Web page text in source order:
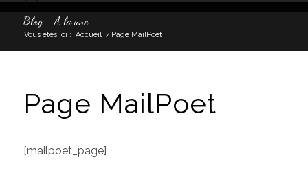
Blog - A la une
Vous êtes ici : Accueil / Page MailPoet
Page MailPoet
[mailpoet_page]